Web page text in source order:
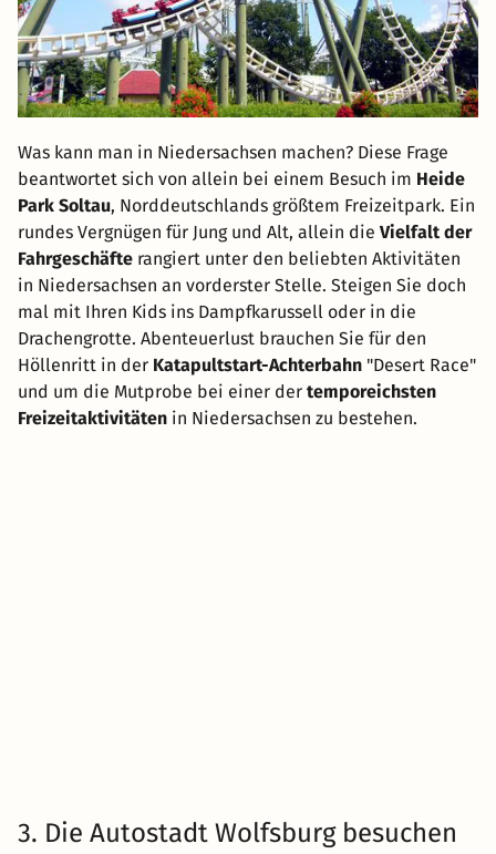
Was kann man in Niedersachsen machen? Diese Frage
beantwortet sich von allein bei einem Besuch im Heide
Park Soltau, Norddeutschlands größtem Freizeitpark. Ein
rundes Vergnügen für Jung und Alt, allein die Vielfalt der
Fahrgeschäfte rangiert unter den beliebten Aktivitäten
in Niedersachsen an vorderster Stelle. Steigen Sie doch
mal mit Ihren Kids ins Dampfkarussell oder in die
Drachengrotte. Abenteuerlust brauchen Sie für den
Höllenritt in der Katapultstart-Achterbahn "Desert Race"
und um die Mutprobe bei einer der temporeichsten
Freizeitaktivitäten in Niedersachsen zu bestehen.
3. Die Autostadt Wolfsburg besuchen